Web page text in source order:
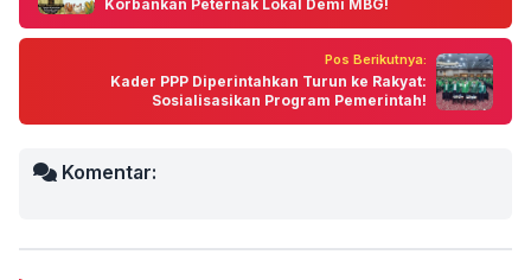
Korbankan Peternak Lokal Demi MBG!
Pos Berikutnya:
Kader PPP Diperintahkan Turun ke Rakyat:
Sosialisasikan Program Pemerintah!
Komentar: